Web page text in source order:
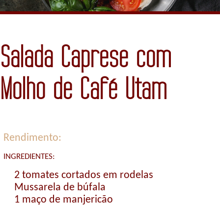
Salada Caprese com
Molho de Café Utam
Rendimento:
INGREDIENTES:
2 tomates cortados em rodelas
Mussarela de búfala
1 maço de manjericão